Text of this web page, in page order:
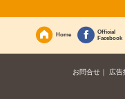
Home
Official
Facebook
お問合せ 広告